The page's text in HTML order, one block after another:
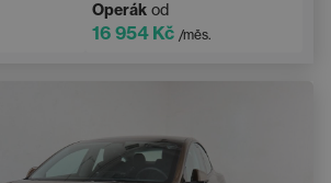
Sportovní volant
Operák od
16 954 Kč /měs.